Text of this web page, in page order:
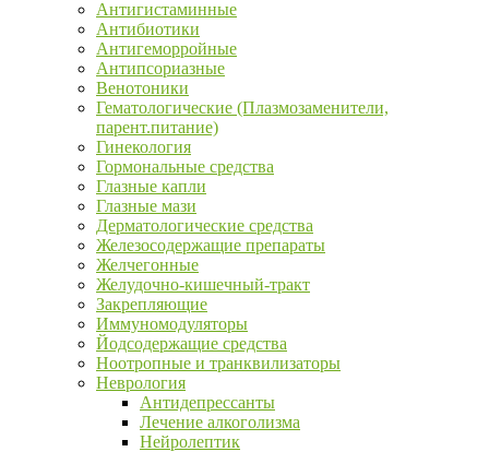
Антигистаминные
Антибиотики
Антигеморройные
Антипсориазные
Венотоники
Гематологические (Плазмозаменители,
парент.питание)
Гинекология
Гормональные средства
Глазные капли
Глазные мази
Дерматологические средства
Железосодержащие препараты
Желчегонные
Желудочно-кишечный-тракт
Закрепляющие
Иммуномодуляторы
Йодсодержащие средства
Ноотропные и транквилизаторы
Неврология
Антидепрессанты
Лечение алкоголизма
Нейролептик